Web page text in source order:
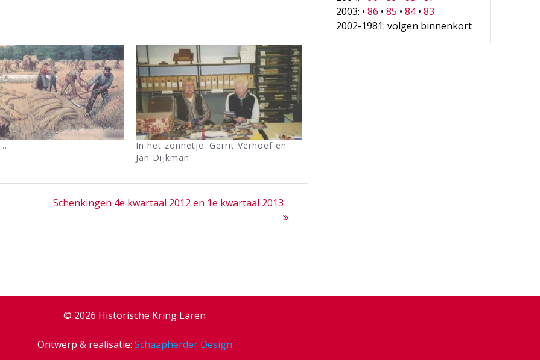
In het zonnetje: Gerrit Verhoef en
Jan Dijkman
Next
Schenkingen 4e kwartaal 2012 en 1e kwartaal 2013
2003: •86 •85 •84•83
2002-1981: volgen binnenkort
© 2026 Historische Kring Laren
Ontwerp & realisatie: Schaapherder Design